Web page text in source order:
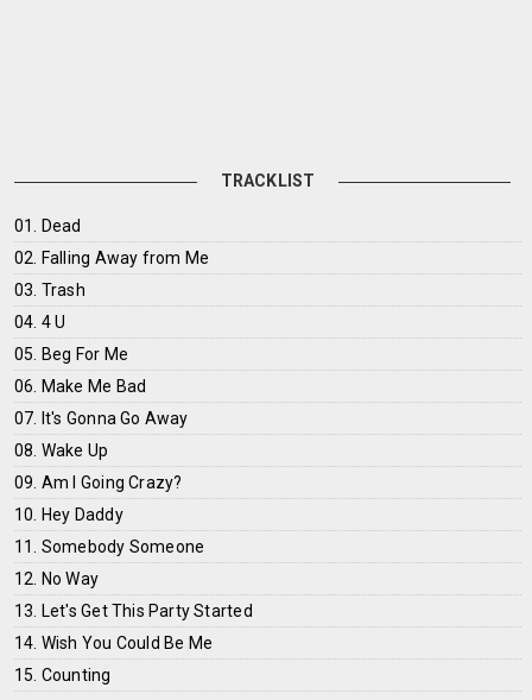
TRACKLIST
01. Dead
02. Falling Away from Me
03. Trash
04. 4 U
05. Beg For Me
06. Make Me Bad
07. It's Gonna Go Away
08. Wake Up
09. Am I Going Crazy?
10. Hey Daddy
11. Somebody Someone
12. No Way
13. Let's Get This Party Started
14. Wish You Could Be Me
15. Counting